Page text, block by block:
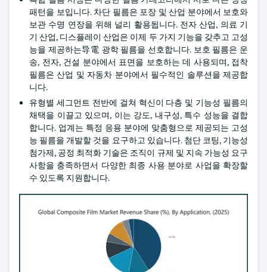
패턴을 보입니다. 차단 필름은 포장 및 산업 분야에서 보호와
보관 수명 연장을 위해 널리 활용됩니다. 전자 산업, 의료 기
기 산업, 디스플레이 산업은 이제 두 가지 기능을 갖추고 고성
능을 제공하는导電 광학 필름을 선호합니다. 보호 필름은 운
송, 전자, 건설 분야에서 표면을 보호하는 데 사용되며, 접착
필름은 산업 및 자동차 분야에서 필수적인 솔루션을 제공합
니다.
유형별 세그먼트 전반에 걸쳐 혁신이 다층 및 기능성 필름의
채택을 이끌고 있으며, 이는 강도, 내구성, 특수 성능을 결합
합니다. 업계는 특정 응용 분야에 맞춤형으로 제공되는 고성
능 필름을 개발할 것을 요구하고 있습니다. 첨단 코팅, 기능성
첨가제, 공정 최적화 기술은 조직이 규제 및 지속 가능성 요구
사항을 충족하면서 다양한 최종 사용 분야로 사업을 확장할
수 있도록 지원합니다.